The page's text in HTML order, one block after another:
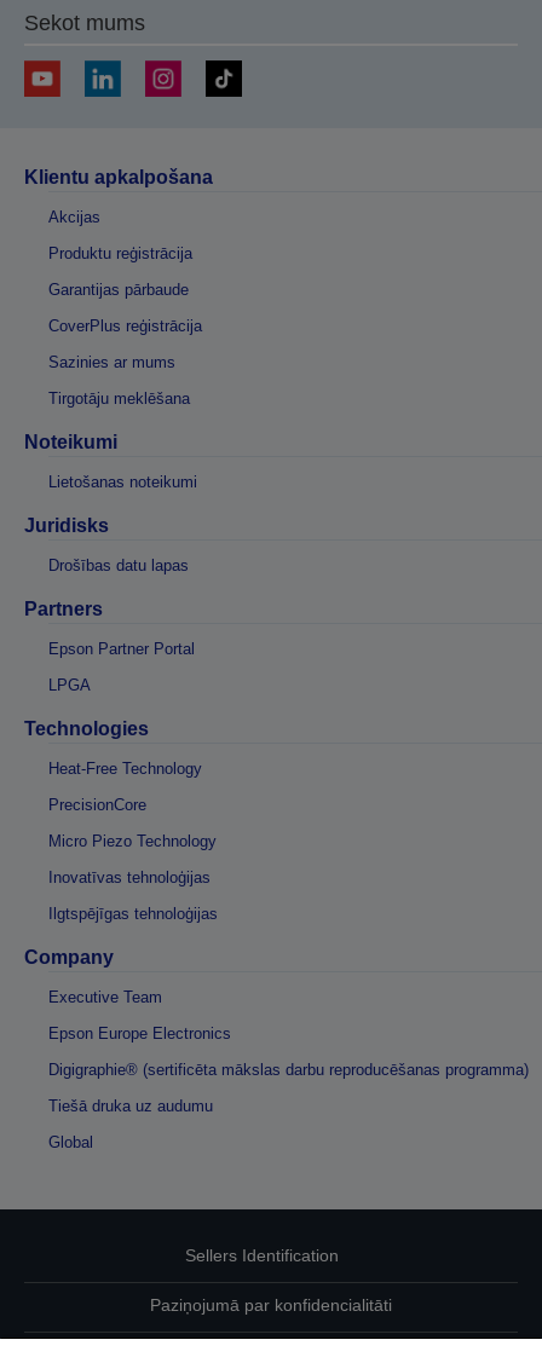
Sekot mums
Klientu apkalpošana
Akcijas
Produktu reģistrācija
Garantijas pārbaude
CoverPlus reģistrācija
Sazinies ar mums
Tirgotāju meklēšana
Noteikumi
Lietošanas noteikumi
Juridisks
Drošības datu lapas
Partners
Epson Partner Portal
LPGA
Technologies
Heat-Free Technology
PrecisionCore
Micro Piezo Technology
Inovatīvas tehnoloģijas
Ilgtspējīgas tehnoloģijas
Company
Executive Team
Epson Europe Electronics
Digigraphie® (sertificēta mākslas darbu reproducēšanas programma)
Tiešā druka uz audumu
Global
Sellers Identification
Paziņojumā par konfidencialitāti